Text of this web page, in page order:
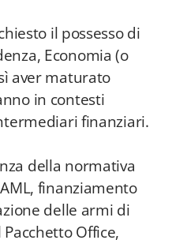
il possesso di
Economia (o
aver maturato
in contesti
finanziari.
della normativa
finanziamento
delle armi di
Office,